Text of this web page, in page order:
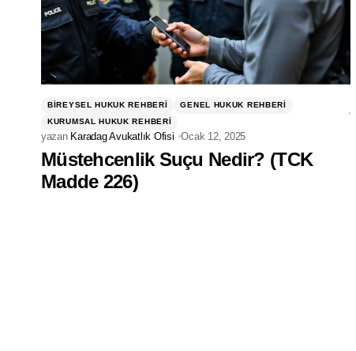
BIREYSEL HUKUK REHBERI
GENEL HUKUK REHBERI
KURUMSAL HUKUK REHBERI
yazan Karadag Avukatlık Ofisi Ocak 12, 2025
Müstehcenlik Suçu Nedir? (TCK
Madde 226)